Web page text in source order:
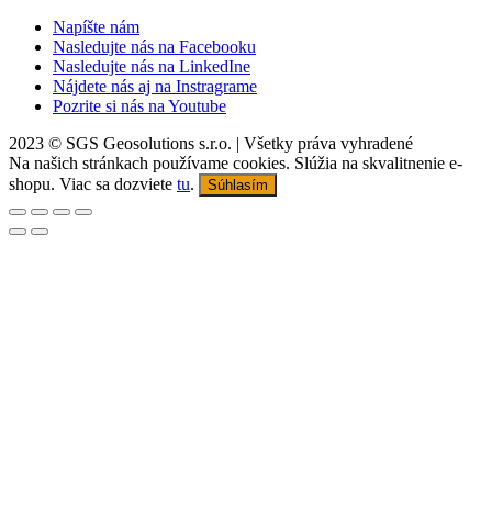
Napíšte nám
Nasledujte nás na Facebooku
Nasledujte nás na LinkedIne
Nájdete nás aj na Instragrame
Pozrite si nás na Youtube
2023 © SGS Geosolutions s.r.o. | Všetky práva vyhradené
Na našich stránkach používame cookies. Slúžia na skvalitnenie e-
shopu. Viac sa dozviete tu. Súhlasím